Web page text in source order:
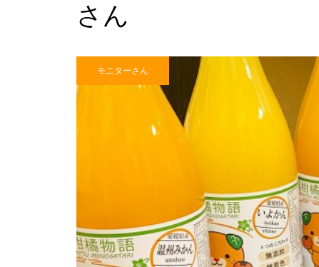
さん
モニターさん